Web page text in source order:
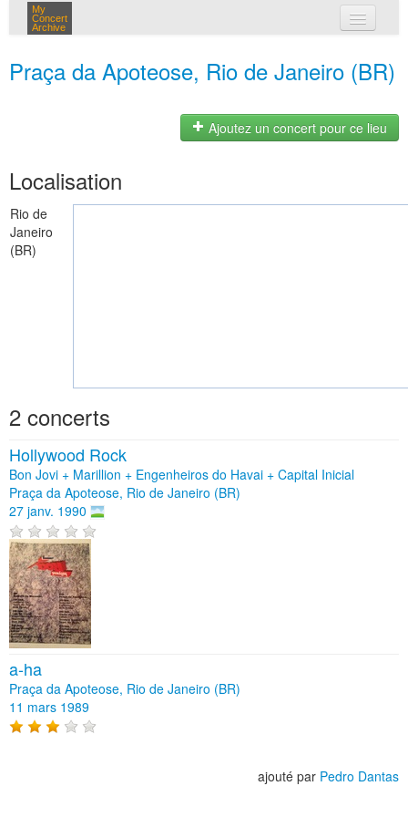
My
Concert
Archive
Praça da Apoteose, Rio de Janeiro (BR)
Ajoutez un concert pour ce lieu
Localisation
Rio de
Janeiro
(BR)
2 concerts
Hollywood Rock
Bon Jovi + Marillion + Engenheiros do Havai + Capital Inicial
Praça da Apoteose, Rio de Janeiro (BR)
27 janv. 1990
a-ha
Praça da Apoteose, Rio de Janeiro (BR)
11 mars 1989
ajouté par Pedro Dantas